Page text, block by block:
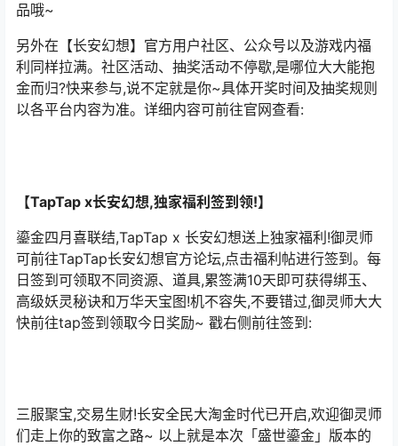
品哦~
另外在【长安幻想】官方用户社区、公众号以及游戏内福
利同样拉满。社区活动、抽奖活动不停歇,是哪位大大能抱
金而归?快来参与,说不定就是你~具体开奖时间及抽奖规则
以各平台内容为准。详细内容可前往官网查看:
【TapTap x长安幻想,独家福利签到领!】
鎏金四月喜联结,TapTap x 长安幻想送上独家福利!御灵师
可前往TapTap长安幻想官方论坛,点击福利帖进行签到。每
日签到可领取不同资源、道具,累签满10天即可获得绑玉、
高级妖灵秘诀和万华天宝图!机不容失,不要错过,御灵师大大
快前往tap签到领取今日奖励~ 戳右侧前往签到:
三服聚宝,交易生财!长安全民大淘金时代已开启,欢迎御灵师
们走上你的致富之路~ 以上就是本次「盛世鎏金」版本的